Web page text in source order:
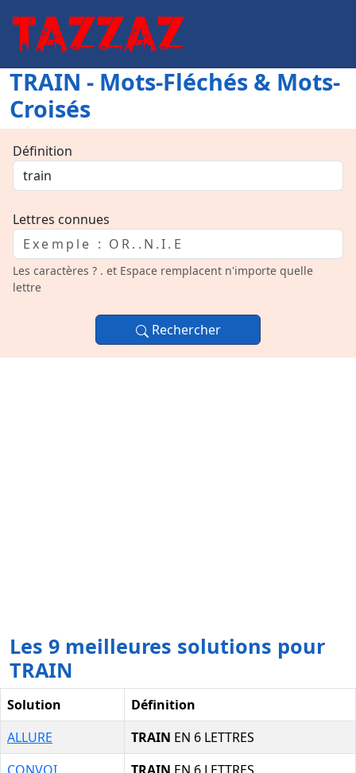
TRAIN - Mots-Fléchés & Mots-
Croisés
Définition
Lettres connues
Les caractères ? . et Espace remplacent n'importe quelle
lettre
Rechercher
Les 9 meilleures solutions pour
TRAIN
Solution
Définition
ALLURE
TRAIN EN 6 LETTRES